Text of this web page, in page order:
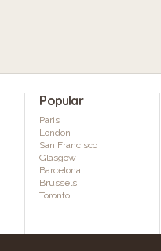
Popular
Paris
London
San Francisco
Glasgow
Barcelona
Brussels
Toronto